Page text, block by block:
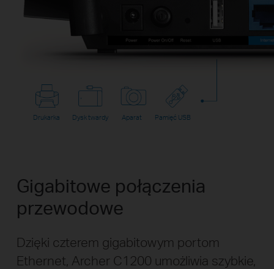
Drukarka Dysk twardy Aparat Pamięć USB
Gigabitowe połączenia
przewodowe
Dzięki czterem gigabitowym portom
Ethernet, Archer C1200 umożliwia szybkie,